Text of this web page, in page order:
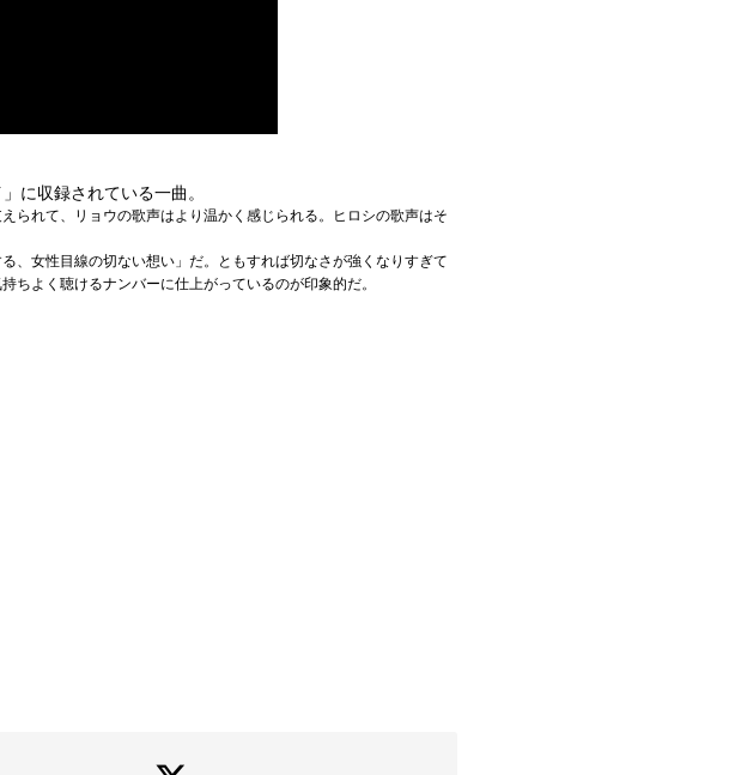
に収録されている一曲。
られて、リョウの歌声はより温かく感じられる。ヒロシの歌声はそ
、女性目線の切ない想い」だ。ともすれば切なさが強くなりすぎて
ちよく聴けるナンバーに仕上がっているのが印象的だ。